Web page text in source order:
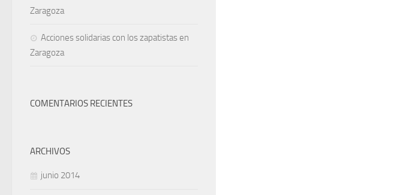
Zaragoza
Acciones solidarias con los zapatistas en
Zaragoza
COMENTARIOS RECIENTES
ARCHIVOS
junio 2014